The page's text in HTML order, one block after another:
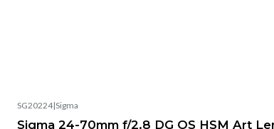
SG20224|Sigma
Sigma 24-70mm f/2.8 DG OS HSM Art